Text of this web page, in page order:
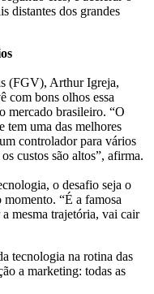
distantes dos grandes
(FGV), Arthur Igreja,
com bons olhos essa
mercado brasileiro. “O
tem uma das melhores
controlador para vários
custos são altos”, afirma.
o desafio seja o
“É a famosa
mesma trajetória, vai cair
tecnologia na rotina das
a marketing: todas as